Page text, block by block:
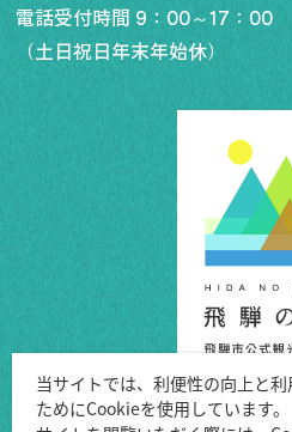
電話受付時間 9：00～17：00
（土日祝日年末年始休）
当サイトでは、利便性の向上と
ためにCookieを使用しています。